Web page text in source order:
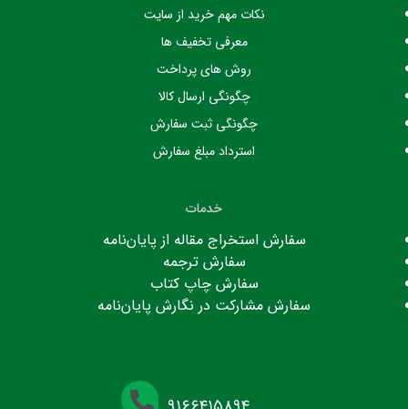
نکات مهم خرید از سایت
معرفی تخفیف ها
روش های پرداخت
چگونگی ارسال کالا
چگونگی ثبت سفارش
استرداد مبلغ سفارش
خدمات
سفارش استخراج مقاله از پایان‌نامه
سفارش ترجمه
سفارش چاپ کتاب
سفارش مشارکت در نگارش پایان‌نامه